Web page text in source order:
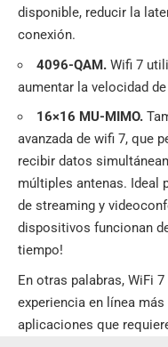
disponible, reducir la
conexión.
4096-QAM. Wifi 7
aumentar la velocidad
16×16 MU-MIMO.
avanzada de wifi 7, que
recibir datos
múltiples antenas. Ideal
de streaming y
dispositivos funcionan
tiempo!
En otras palabras, WiFi
experiencia en línea
aplicaciones que